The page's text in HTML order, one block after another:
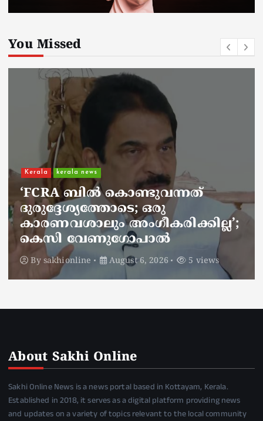
You Missed
kerala news
ചാലിശേരിയില്‍ സര്‍ക്കാര്‍
ജനകീയ ആരോഗ്യകേന്ദ്രത്തില്‍
നഴ്സിന് അണലിയുടെ കടിയേറ്റു;
അണലിയുടെ കടിയേറ്റത്
ഡ്യൂട്ടിക്കിടെ
By sakhionline August 6, 2026 4 views
About Sakhi Online
Sakhi Online News is a news portal based in Kottayam, Kerala.
Established in 2018, it serves as a digital platform providing news
and updates on a variety of topics relevant to the local community